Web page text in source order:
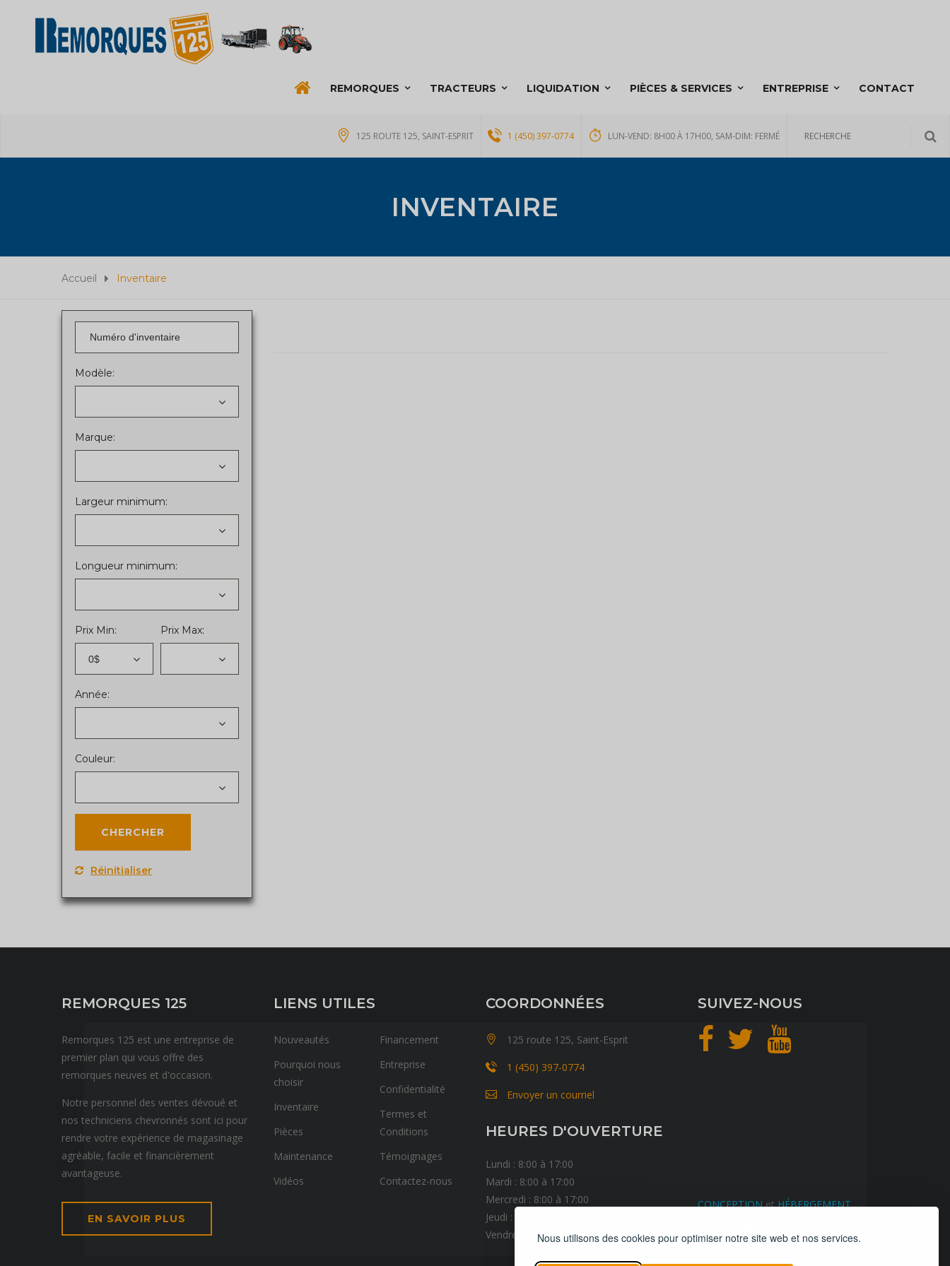
Nous utilisons des cookies pour optimiser notre site web et nos services.
REMORQUES TRACTEURS LIQUIDATION PIÈCES & SERVICES ENTREPRISE CONTACT
125 ROUTE 125, SAINT-ESPRIT 1 (450) 397-0774 LUN-VEND: 8H00 À 17H00, SAM-DIM: FERMÉ
INVENTAIRE
Accueil Inventaire
Modèle:
Marque:
Largeur minimum:
Longueur minimum:
Prix Min:
0$
Prix Max:
Année:
Couleur:
Réinitialiser
REMORQUES 125
Remorques 125 est une entreprise de
premier plan qui vous offre des
remorques neuves et d'occasion.
Notre personnel des ventes dévoué et
nos techniciens chevronnés sont ici pour
rendre votre expérience de magasinage
agréable, facile et financièrement
avantageuse.
EN SAVOIR PLUS
LIENS UTILES
Nouveautés
Pourquoi nous
choisir
Inventaire
Pièces
Maintenance
Vidéos
Financement
Entreprise
Confidentialité
Termes et
Conditions
Témoignages
Contactez-nous
COORDONNÉES
125 route 125, Saint-Esprit
1 (450) 397-0774
Envoyer un courriel
HEURES D'OUVERTURE
Lundi : 8:00 à 17:00
Mardi : 8:00 à 17:00
Mercredi : 8:00 à 17:00
Jeudi : 8:00 à 17:00
Vendredi : 8:00 à 17:00
SUIVEZ-NOUS
CONCEPTIONetHÉBERGEMENT